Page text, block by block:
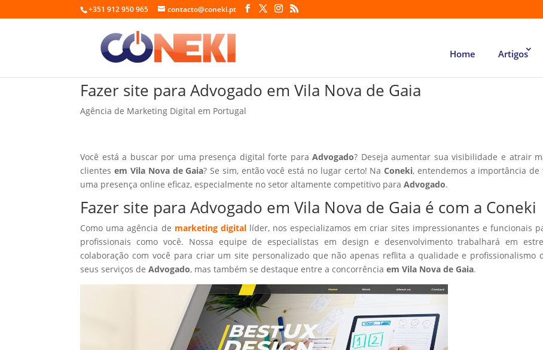
+351 912 950 965 contacto@coneki.pt
Home Artigos
Fazer site para Advogado em Vila Nova de Gaia
Agência de Marketing Digital em Portugal
Você está a buscar por uma presença digital forte paraAdvogado? Deseja aumentar sua visibilidade e atrair
clientesem Vila Nova de Gaia? Se sim, então você está no lugar certo! NaConeki, entendemos a importância de
uma presença online eficaz, especialmente no setor altamente competitivo paraAdvogado.
Fazer site para Advogado em Vila Nova de Gaia é com a Coneki
Como uma agência de marketing digitallíder, nos especializamos em criar sites impressionantes e funcionais
profissionais como você. Nossa equipe de especialistas em design e desenvolvimento trabalhará em
colaboração com você para criar um site personalizado que não apenas reflita a qualidade e profissionalismo
seus serviços deAdvogado, mas também se destaque entre a concorrênciaem Vila Nova de Gaia.